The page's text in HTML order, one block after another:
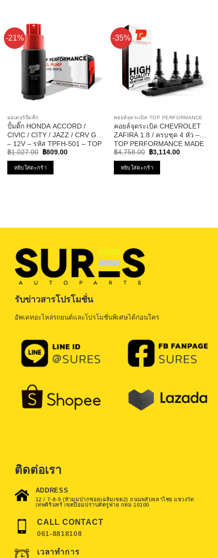
-21%
มอเตอร์ปั๊มติ๊ก
ปั้มติ๊ก HONDA ACCORD /
CIVIC / CITY / JAZZ / CRV G3
– 12V – รหัส TPFH-501 – TOP
PERFORMANCE
฿1,027.00
Original
was:
฿1,027.00.
฿809.00Current
หยิบใส่ตะกร้า
-35%
คอยล์จุดระเบิด TOP PERFORMANCE
คอยล์จุดระเบิด CHEVROLET
ZAFIRA 1.8 / ครบชุด 4 หัว –
TOP PERFORMANCE MADE
IN JAPAN – TPCC-213 – คอยล์
หัวเทียน ซาฟิร่า
฿4,758.00
Original
was:
฿4,758.00.
฿3,114.00Current
หยิบใส่ตะกร้า
รับข่าวสารโปรโมชั่น
อัพเดทอะไหล่รถยนต์และโปรโมชั่นพิเศษได้ก่อนใคร
ติดต่อเรา
ADDRESS
12 / 7-8-9 (หัวมุมปากซอยเฉลิมเขต2) ถนนพลับพลาไชย แขวงวัด
เทพศิรินทร์ เขตป้อมปราบศัตรูพ่าย กทม 10100
CALL CONTACT
061-8818108
เวลาทำการ